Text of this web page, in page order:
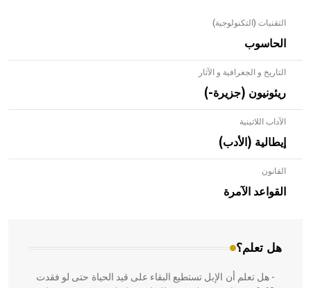
التقنيات (التكنولوجية)
الحاسوب
التاريخ و الجغرافية و الآثار
ريئونيون (جزيرة-)
الآداب اللاتينية
إيطالية (الأدب)
القانون
القواعد الآمرة
هل تعلم؟
- هل تعلم أن الأبلق نوع من الفنون الهندسية التي ارتبطت
بالعمارة الإسلامية في بلاد الشام ومصر خاصة، حيث يحرص
المعمار على بناء مداميكه وخاصة في الواجهات
- هل تعلم أن الإبل تستطيع البقاء على قيد الحياة حتى لو فقدت